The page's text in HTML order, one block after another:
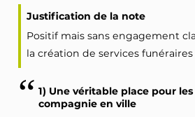
Justification de la note
Positif mais sans engagement
la création de services
1) Une véritable place pour
compagnie en ville